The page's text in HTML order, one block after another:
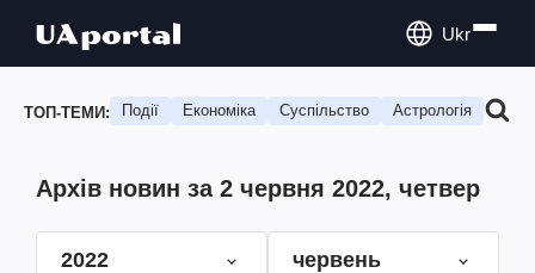
Ukr
ТОП-ТЕМИ: Події Економіка Суспільство Астрологія
Архів новин за 2 червня 2022, четвер
2022 червень